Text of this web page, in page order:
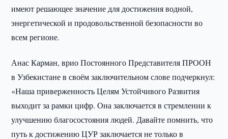
имеют решающее значение для достижения водной,
энергетической и продовольственной безопасности во
всем регионе.
Анас Карман, врио Постоянного Представителя ПРООН
в Узбекистане в своём заключительном слове подчеркнул:
«Наша приверженность Целям Устойчивого Развития
выходит за рамки цифр. Она заключается в стремлении к
улучшению благосостояния людей. Давайте помнить, что
путь к достижению ЦУР заключается не только в